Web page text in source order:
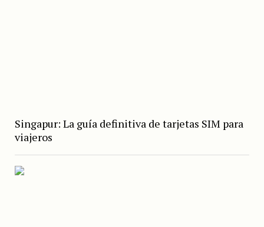
Singapur: La guía definitiva de tarjetas SIM para
viajeros